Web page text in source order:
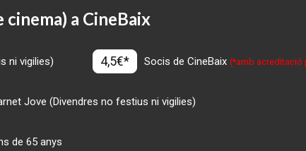
cinema) a CineBaix
ni vigilies) 4,5€* Socis de CineBaix(*amb acreditació
Jove (Divendres no festius ni vigilies)
de 65 anys